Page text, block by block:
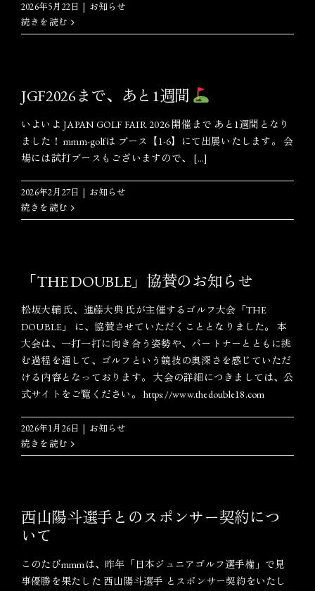
2026年5月22日 | お知らせ
続きを読む
JGF2026まで、あと1週間
いよいよ JAPAN GOLF FAIR 2026 開催まで あと1週間となり
ました！ mmm-golfは ブース【1-6】にて出展いたします。 会
場には試打ブースもございますので、 [...]
2026年2月27日 | お知らせ
続きを読む
「THE DOUBLE」協賛のお知らせ
松坂大輔 氏、進藤大典 氏が主催するゴルフ大会「THE
DOUBLE」 に、協賛させていただくこととなりました。 本
大会は、一打一打に向き合う姿勢や、パートナーとともに挑
む過程を通して、ゴルフという競技の奥深さを感じていただ
ける内容となっております。 大会の詳細につきましては、公
式サイトをご覧ください。 https://www.thedouble18.com
2026年1月26日 | お知らせ
続きを読む
西山陽斗選手とのスポンサー契約につ
いて
このたびmmmは、昨年「日本ジュニアゴルフ選手権」で見
事優勝を果たした 西山陽斗選手 とスポンサー契約をいたし